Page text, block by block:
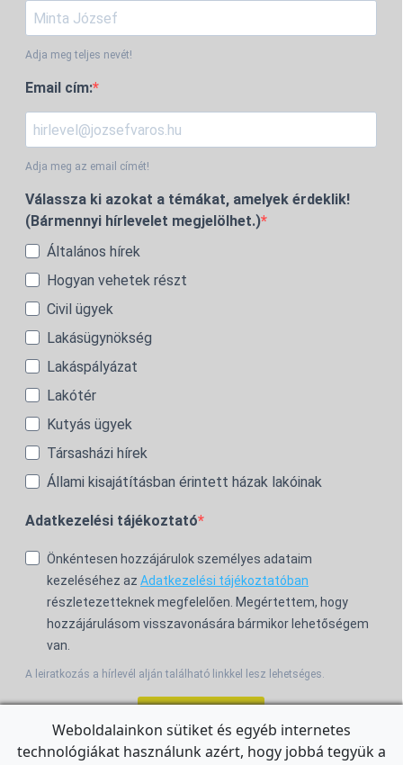
Adja meg teljes nevét!
Email cím:
Adja meg az email címét!
Válassza ki azokat a témákat, amelyek érdeklik!
(Bármennyi hírlevelet megjelölhet.)
Általános hírek
Hogyan vehetek részt
Civil ügyek
Lakásügynökség
Lakáspályázat
Lakótér
Kutyás ügyek
Társasházi hírek
Állami kisajátításban érintett házak lakóinak
Adatkezelési tájékoztató
Önkéntesen hozzájárulok személyes adataim
kezeléséhez az Adatkezelési tájékoztatóban
részletezetteknek megfelelően. Megértettem, hogy
hozzájárulásom visszavonására bármikor lehetőségem
van.
A leiratkozás a hírlevél alján található linkkel lesz lehetséges.
Weboldalainkon sütiket és egyéb internetes
technológiákat használunk azért, hogy jobbá tegyük a